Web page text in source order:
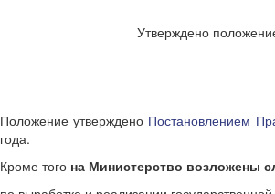
Утверждено
Положение утверждено Постановлением
года.
Кроме того на Министерство возложены